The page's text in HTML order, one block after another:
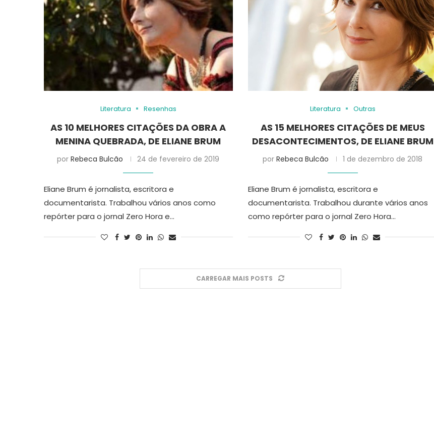
Literatura Resenhas
AS 10 MELHORES CITAÇÕES DA OBRA A
MENINA QUEBRADA, DE ELIANE BRUM
porRebeca Bulcão 24 de fevereiro de 2019
Eliane Brum é jornalista, escritora e
documentarista. Trabalhou vários anos como
repórter para o jornal Zero Hora e…
Literatura Outras
AS 15 MELHORES CITAÇÕES DE MEUS
DESACONTECIMENTOS, DE ELIANE BRUM
porRebeca Bulcão 1 de dezembro de 2018
Eliane Brum é jornalista, escritora e
documentarista. Trabalhou durante vários anos
como repórter para o jornal Zero Hora…
CARREGAR MAIS POSTS